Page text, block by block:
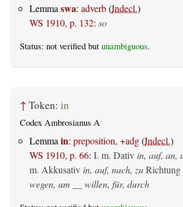
Lemma swa: adverb(Indecl.)
WS 1910, p. 132: so
Status: not verified but unambiguous.
↑ Token: in
Codex Ambrosianus A
Lemma in: preposition, +adg(Indecl.)
WS 1910, p. 66: I. m. Dativ in, auf, an,
m. Akkusativ in, auf, nach, zu
wegen, um __ willen, für, durch